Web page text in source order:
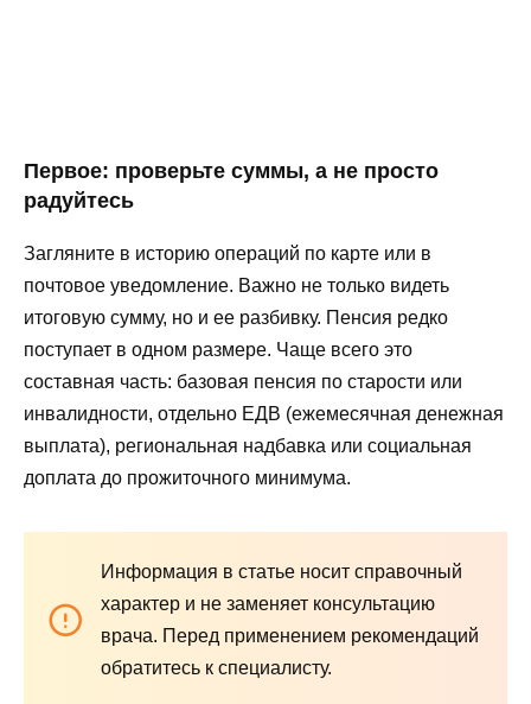
Первое: проверьте суммы, а не просто
радуйтесь
Загляните в историю операций по карте или в
почтовое уведомление. Важно не только видеть
итоговую сумму, но и ее разбивку. Пенсия редко
поступает в одном размере. Чаще всего это
составная часть: базовая пенсия по старости или
инвалидности, отдельно ЕДВ (ежемесячная денежная
выплата), региональная надбавка или социальная
доплата до прожиточного минимума.
Информация в статье носит справочный
характер и не заменяет консультацию
врача. Перед применением рекомендаций
обратитесь к специалисту.